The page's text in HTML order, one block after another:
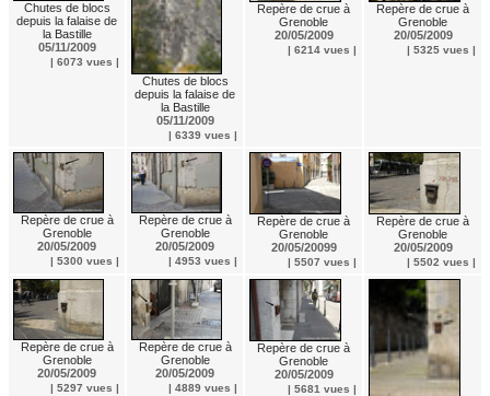
Chutes de blocs
depuis la falaise de
la Bastille
05/11/2009
| 6073 vues |
Chutes de blocs
depuis la falaise de
la Bastille
05/11/2009
| 6339 vues |
Repère de crue à
Grenoble
20/05/2009
| 6214 vues |
Repère de crue à
Grenoble
20/05/2009
| 5325 vues |
Repère de crue à
Grenoble
20/05/2009
| 5300 vues |
Repère de crue à
Grenoble
20/05/2009
| 4953 vues |
Repère de crue à
Grenoble
20/05/20099
| 5507 vues |
Repère de crue à
Grenoble
20/05/2009
| 5502 vues |
Repère de crue à
Grenoble
20/05/2009
| 5297 vues |
Repère de crue à
Grenoble
20/05/2009
| 4889 vues |
Repère de crue à
Grenoble
20/05/2009
| 5681 vues |